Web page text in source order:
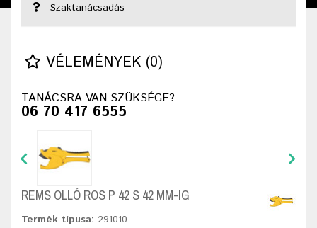
Szaktanácsadás
VÉLEMÉNYEK (0)
TANÁCSRA VAN SZÜKSÉGE?
06 70 417 6555
REMS OLLÓ ROS P 42 S 42 MM-IG
Termék típusa: 291010